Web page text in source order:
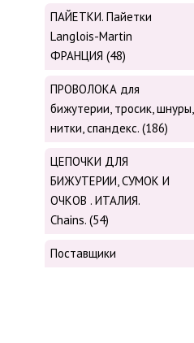
ПАЙЕТКИ. Пайетки
Langlois-Martin
ФРАНЦИЯ (48)
ПРОВОЛОКА для
бижутерии, тросик, шнуры,
нитки, cпандекс. (186)
ЦЕПОЧКИ ДЛЯ
БИЖУТЕРИИ, СУМОК И
ОЧКОВ . ИТАЛИЯ.
Chains. (54)
Поставщики